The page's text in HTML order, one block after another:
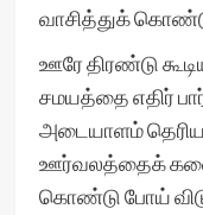
வாசித்துக்
ஊரே திரண்டு
சமயத்தை எதிர்
அடையாளம்
ஊர்வலத்தைக்
கொண்டு போய்